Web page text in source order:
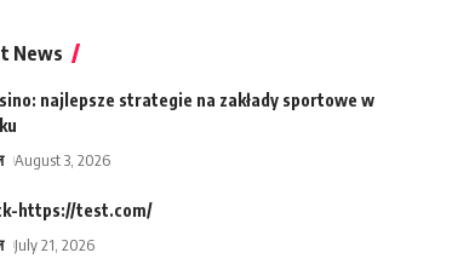
News
najlepsze strategie na zakłady sportowe w
August 3, 2026
https://test.com/
July 21, 2026